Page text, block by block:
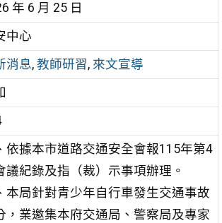
年 6 月 25 日
中心
消息, 教師研習, 來文宣導
依據本市道路交通安全會報115年第4
議紀錄及指（裁）示事項辦理。
本局針對青少年自行車發生交通事故
，業邀集本府交通局、警察局及專家